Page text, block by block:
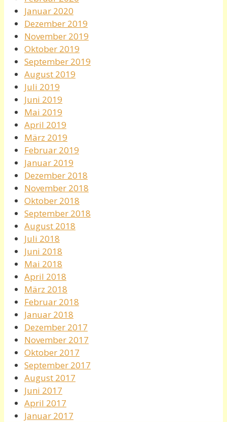
Januar 2020
Dezember 2019
November 2019
Oktober 2019
September 2019
August 2019
Juli 2019
Juni 2019
Mai 2019
April 2019
März 2019
Februar 2019
Januar 2019
Dezember 2018
November 2018
Oktober 2018
September 2018
August 2018
Juli 2018
Juni 2018
Mai 2018
April 2018
März 2018
Februar 2018
Januar 2018
Dezember 2017
November 2017
Oktober 2017
September 2017
August 2017
Juni 2017
April 2017
Januar 2017